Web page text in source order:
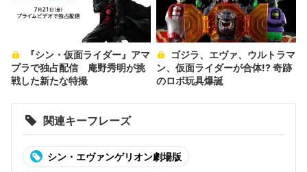
プラで独占配信 庵野秀明が挑
戦した新たな特撮
ン、仮面ライダーが合体!? 奇跡
のロボ玩具爆誕
関連キーフレーズ
シン・エヴァンゲリオン劇場版